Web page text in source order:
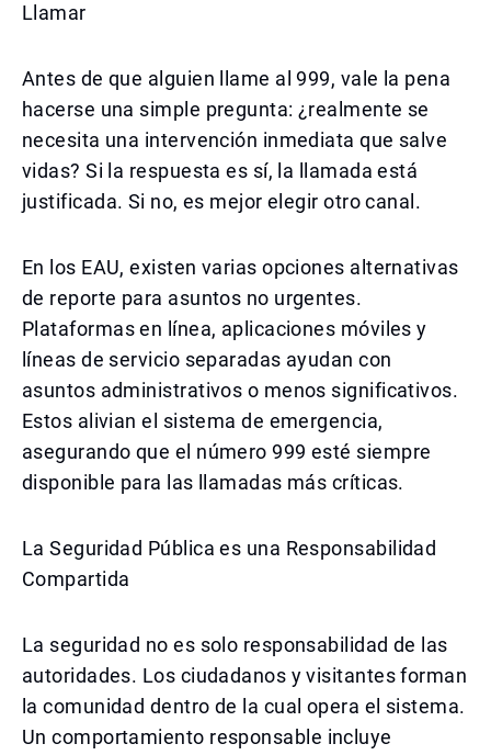
Llamar
Antes de que alguien llame al 999, vale la pena
hacerse una simple pregunta: ¿realmente se
necesita una intervención inmediata que salve
vidas? Si la respuesta es sí, la llamada está
justificada. Si no, es mejor elegir otro canal.
En los EAU, existen varias opciones alternativas
de reporte para asuntos no urgentes.
Plataformas en línea, aplicaciones móviles y
líneas de servicio separadas ayudan con
asuntos administrativos o menos significativos.
Estos alivian el sistema de emergencia,
asegurando que el número 999 esté siempre
disponible para las llamadas más críticas.
La Seguridad Pública es una Responsabilidad
Compartida
La seguridad no es solo responsabilidad de las
autoridades. Los ciudadanos y visitantes forman
la comunidad dentro de la cual opera el sistema.
Un comportamiento responsable incluye